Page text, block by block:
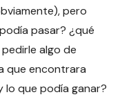
pero
pasar? ¿qué
algo de
que encontrara
que podía ganar?